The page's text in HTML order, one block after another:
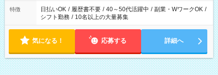
特徴 日払いOK / 履歴書不要 / 40～50代活躍中 / 副業・WワークOK /
シフト勤務 / 10名以上の大量募集
気になる！ 応募する 詳細へ